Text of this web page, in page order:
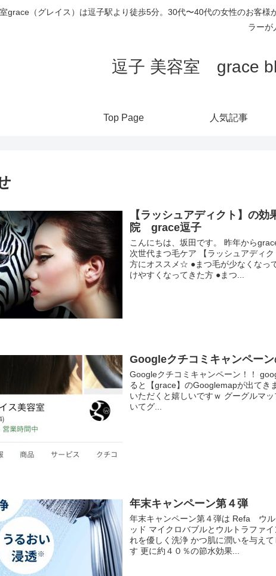
grace（グレイス）は逗子駅より徒歩5分。30代〜40代の女性のお客
ラーが
逗子 美容室 grace
Top Page 人気記事
【ラッシュアディクト】
院 grace逗子
こんにちは、坂田です。 昨年から
次世代まつ毛ケア 【ラッシュアディ
方にオススメ☆ ●まつ毛が少なくなっ
けやすくなってきた方 ●まつ...
Googleクチコミキャンペー
Googleクチコミキャンペーン！！
ると【grace】のGooglemapが出てき
いただくと嬉しいですｗ グーグルマ
いてグ...
年末キャンペーン第４弾
年末キャンペーン第４弾は Refa ウ
ッド マイクロバブルとウルトラファ
れを優しく洗浄 かつ肌に潤いを与え
す 更に約４０％の節水効果...